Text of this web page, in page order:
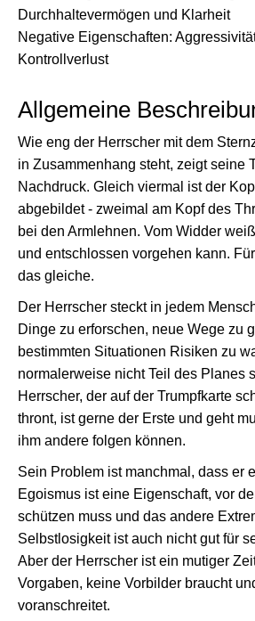
Durchhaltevermögen und Klarheit
Negative Eigenschaften:
Kontrollverlust
Allgemeine
Wie eng der Herrscher mit dem
in Zusammenhang steht, zeigt seine
Nachdruck. Gleich viermal ist der
abgebildet - zweimal am Kopf des
bei den Armlehnen. Vom Widder
und entschlossen vorgehen kann.
das gleiche.
Der Herrscher steckt in jedem
Dinge zu erforschen, neue Wege zu
bestimmten Situationen Risiken zu
normalerweise nicht Teil des Planes
Herrscher, der auf der Trumpfkarte
thront, ist gerne der Erste und geht
ihm andere folgen können.
Sein Problem ist manchmal, dass er
Egoismus ist eine Eigenschaft, vor
schützen muss und das andere
Selbstlosigkeit ist auch nicht gut für
Aber der Herrscher ist ein mutiger
Vorgaben, keine Vorbilder braucht
voranschreitet.